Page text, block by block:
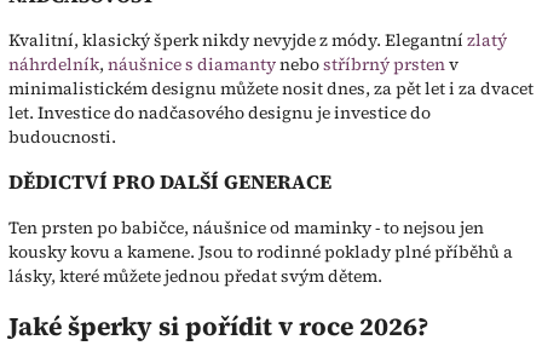
Kvalitní, klasický šperk nikdy nevyjde z módy. Elegantní zlatý
náhrdelník, náušnice s diamantynebostříbrný prstenv
minimalistickém designu můžete nosit dnes, za pět let i za dvacet
let. Investice do nadčasového designu je investice do
budoucnosti.
DĚDICTVÍ PRO DALŠÍ GENERACE
Ten prsten po babičce, náušnice od maminky - to nejsou jen
kousky kovu a kamene. Jsou to rodinné poklady plné příběhů a
lásky, které můžete jednou předat svým dětem.
Jaké šperky si pořídit v roce 2026?